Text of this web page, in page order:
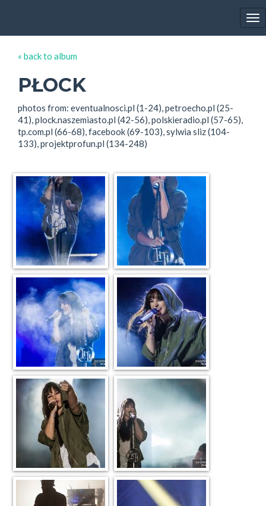
« back to album
PŁOCK
photos from: eventualnosci.pl (1-24), petroecho.pl (25-
41), plock.naszemiasto.pl (42-56), polskieradio.pl (57-65),
tp.com.pl (66-68), facebook (69-103), sylwia sliz (104-
133), projektprofun.pl (134-248)